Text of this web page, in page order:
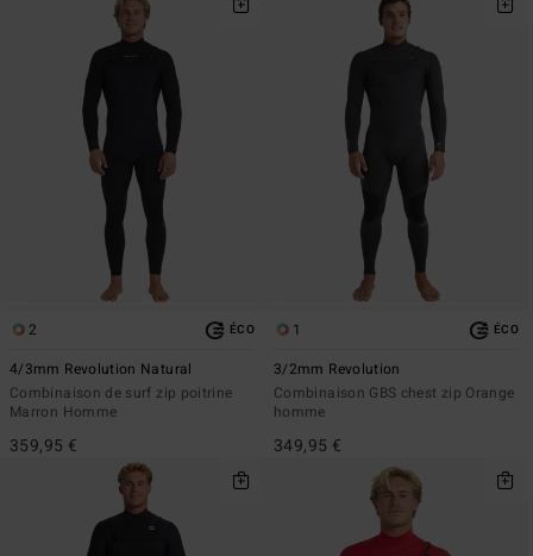
2 ÉCO
4/3mm Revolution Natural
Combinaison de surf zip poitrine
Marron Homme
359,95 €
1 ÉCO
3/2mm Revolution
Combinaison GBS chest zip Orange
homme
349,95 €